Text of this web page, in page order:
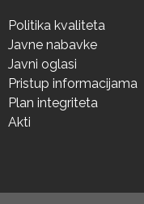
Politika kvaliteta
Javne nabavke
Javni oglasi
Pristup informacijama
Plan integriteta
Akti